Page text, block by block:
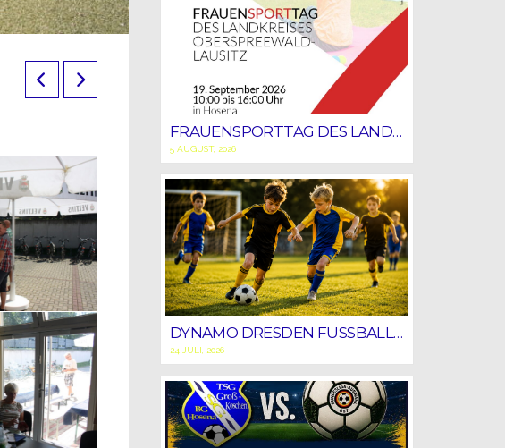
FRAUENSPORTTAG DES LANDKREISES OSL
5 AUGUST, 2026
DYNAMO DRESDEN FUSSBALLSCHULE ZU GAST BEIM SV BLAU-GELB HOSENA
24 JULI, 2026